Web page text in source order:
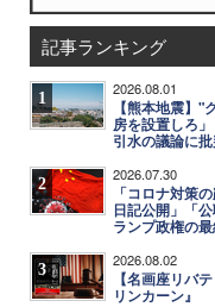
記事ランキング
1 2026.08.01
【熊本地震】
房を設置しろ
引水の議論に
2 2026.07.30
「コロナ対策
日記公開」「
ランプ政権の
3 2026.08.02
【名画座リバ
リンカーン』